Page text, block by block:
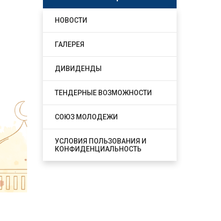
НОВОСТИ
ГАЛЕРЕЯ
ДИВИДЕНДЫ
ТЕНДЕРНЫЕ ВОЗМОЖНОСТИ
СОЮЗ МОЛОДЕЖИ
УСЛОВИЯ ПОЛЬЗОВАНИЯ И
КОНФИДЕНЦИАЛЬНОСТЬ